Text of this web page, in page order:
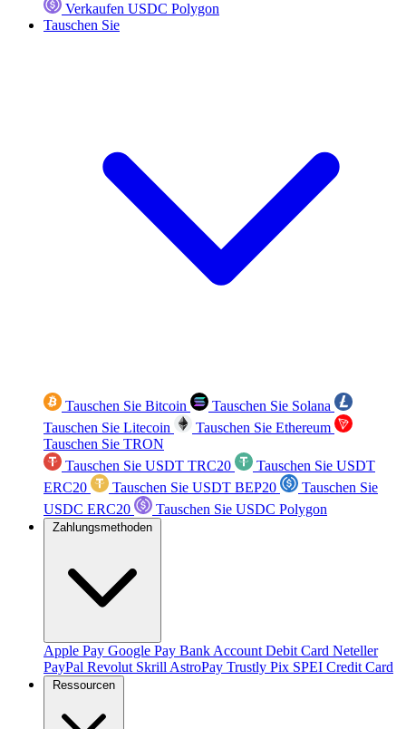
Verkaufen USDC Polygon
Tauschen Sie
Tauschen Sie Bitcoin
Tauschen Sie Solana
Tauschen Sie Litecoin
Tauschen Sie Ethereum
Tauschen Sie TRON
Tauschen Sie USDT TRC20
Tauschen Sie USDT
ERC20
Tauschen Sie USDT BEP20
Tauschen Sie
USDC ERC20
Tauschen Sie USDC Polygon
Zahlungsmethoden
Apple Pay Google Pay Bank Account Debit Card Neteller
PayPal Revolut Skrill AstroPay Trustly Pix SPEI Credit Card
Ressourcen